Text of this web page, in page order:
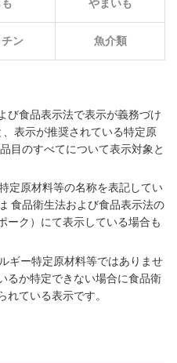
やまいも
ン 魚介類
び食品表示法で表示が義務づけ
表示が推奨されている特定原
目のすべてについて表示対象と
定原材料等の名称を表記してい
食品衛生法および食品表示法の
ク）にて表示している場合も
ギー特定原材料等ではありませ
るか特定できない場合に食品衛
ている表示です。